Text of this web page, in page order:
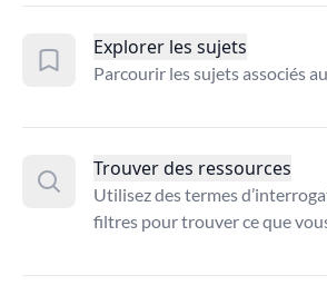
Explorer les sujets
Parcourir les sujets associés
Trouver des ressources
Utilisez des termes
filtres pour trouver ce que